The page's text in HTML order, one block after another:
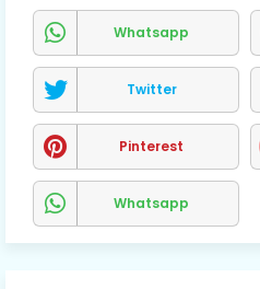
Whatsapp
Twitter
Pinterest
Whatsapp